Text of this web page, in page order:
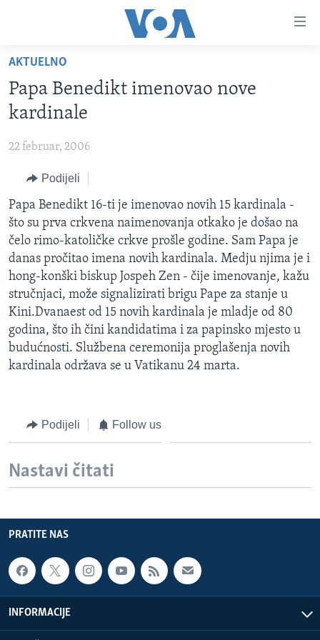
glavni
sadržaj
Pređi
na
glavnu
pretragu
VIDEO
VIJESTI
SJEDINJENE AMERIČKE DRŽAVE
BOSNA I HERCEGOVINA
SVIJET
NAUKA I TEHNOLOGIJA
SPECIJALNI PROJEKTI
KORUPCIJA
SLOBODA MEDIJA
ŽENSKA STRANA
IZBJEGLIČKA STRANA
MAGAZIN
O GLASU AMERIKE
AKTUELNO
Papa Benedikt imenovao nove
kardinale
22 februar, 2006
Podijeli
Papa Benedikt 16-ti je imenovao novih 15 kardinala -
što su prva crkvena naimenovanja otkako je došao na
čelo rimo-katoličke crkve prošle godine. Sam Papa je
danas pročitao imena novih kardinala. Medju njima je i
hong-konški biskup Jospeh Zen - čije imenovanje, kažu
stručnjaci, može signalizirati brigu Pape za stanje u
Kini.Dvanaest od 15 novih kardinala je mladje od 80
godina, što ih čini kandidatima i za papinsko mjesto u
budućnosti. Službena ceremonija proglašenja novih
kardinala održava se u Vatikanu 24 marta.
Podijeli Follow us
Nastavi čitati
PRATITE NAS
INFORMACIJE